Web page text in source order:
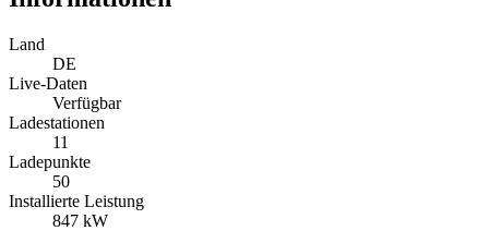
Land
DE
Live-Daten
Verfügbar
Ladestationen
11
Ladepunkte
50
Installierte Leistung
847 kW